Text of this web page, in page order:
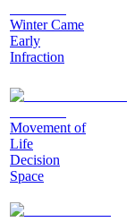
Winter Came
Early
Infraction
Movement of
Life
Decision
Space